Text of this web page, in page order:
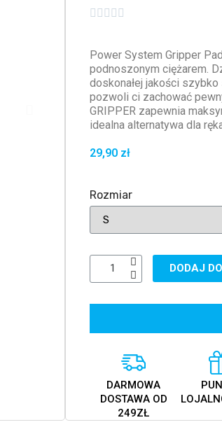
    
Power System Gripper
podnoszonym ciężarem.
doskonałej jakości
pozwoli ci zachować
GRIPPER zapewnia
idealna alternatywa dla
29,90 zł
Rozmiar
DODAJ
DARMOWA
DOSTAWA OD
249ZŁ